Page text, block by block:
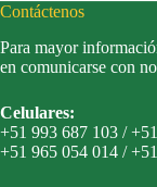
Contáctenos
Para mayor
en comunicarse con
Celulares:
+51 993 687 103 /
+51 965 054 014 /